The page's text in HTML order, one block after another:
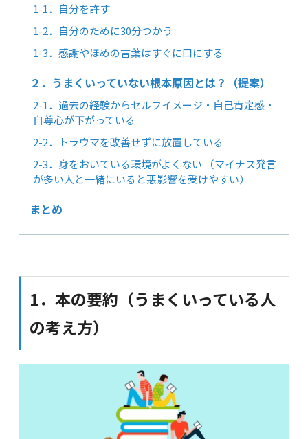
1-1．自分を許す
1-2．自分のために30分つかう
1-3．感謝やほめの言葉はすぐに口にする
２．うまくいっていない根本原因とは？（提案）
2-1．過去の経験からセルフイメージ・自己肯定感・
自尊心が下がっている
2-2．トラウマを改善せずに放置している
2-3．身をおいている環境がよくない （マイナス発言
が多い人と一緒にいると悪影響を受けやすい）
まとめ
1．本の要約（うまくいっている人
の考え方）